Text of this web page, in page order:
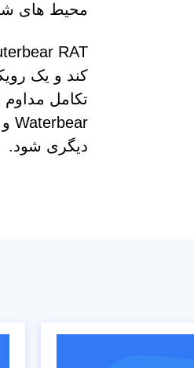
محیط های
دیگری شود.